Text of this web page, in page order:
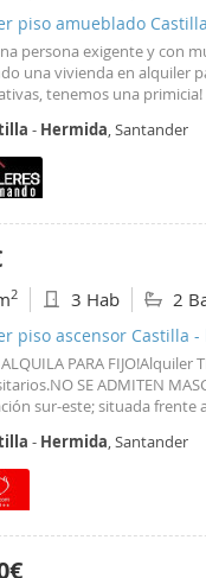
piso amueblado
persona exigente y con
una vivienda en alquiler
tenemos una primicia!
para el salón y la cocina
- Hermida, Santander
2 3 Hab 2
piso ascensor Castilla
ALQUILA PARA
SE ADMITEN
sur-este; situada frente
y muy bien comunicada
farmacias,
y de las estaciones
3 dormitorios y 2 baños.
reformada y todos
- Hermida, Santander